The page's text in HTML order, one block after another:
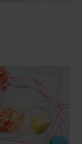
しました。
だきまし
の利用でし
・紫) Sサイ